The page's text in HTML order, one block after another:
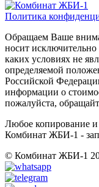
Политика
Обращаем Ваше
носит
каких условиях не
определяемой
Российской
информации о
пожалуйста,
Любое копирование и
Комбинат ЖБИ-1 -
© Комбинат ЖБИ-1